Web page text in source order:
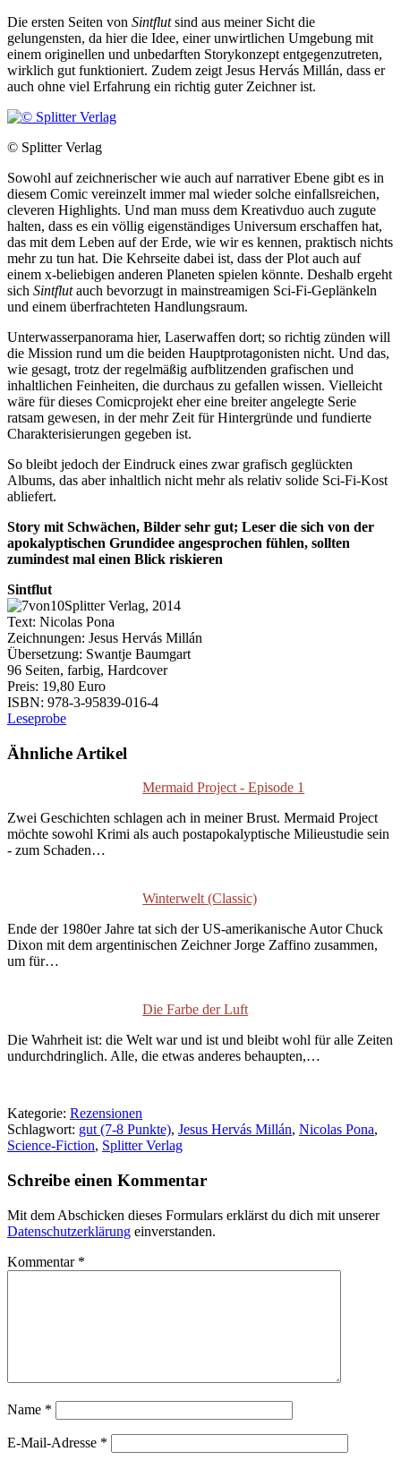
Die ersten Seiten von Sintflutsind aus meiner Sicht die
gelungensten, da hier die Idee, einer unwirtlichen Umgebung mit
einem originellen und unbedarften Storykonzept entgegenzutreten,
wirklich gut funktioniert. Zudem zeigt Jesus Hervás Millán, dass er
auch ohne viel Erfahrung ein richtig guter Zeichner ist.
© Splitter Verlag
Sowohl auf zeichnerischer wie auch auf narrativer Ebene gibt es in
diesem Comic vereinzelt immer mal wieder solche einfallsreichen,
cleveren Highlights. Und man muss dem Kreativduo auch zugute
halten, dass es ein völlig eigenständiges Universum erschaffen hat,
das mit dem Leben auf der Erde, wie wir es kennen, praktisch nichts
mehr zu tun hat. Die Kehrseite dabei ist, dass der Plot auch auf
einem x-beliebigen anderen Planeten spielen könnte. Deshalb ergeht
sich Sintflutauch bevorzugt in mainstreamigen Sci-Fi-Geplänkeln
und einem überfrachteten Handlungsraum.
Unterwasserpanorama hier, Laserwaffen dort; so richtig zünden will
die Mission rund um die beiden Hauptprotagonisten nicht. Und das,
wie gesagt, trotz der regelmäßig aufblitzenden grafischen und
inhaltlichen Feinheiten, die durchaus zu gefallen wissen. Vielleicht
wäre für dieses Comicprojekt eher eine breiter angelegte Serie
ratsam gewesen, in der mehr Zeit für Hintergründe und fundierte
Charakterisierungen gegeben ist.
So bleibt jedoch der Eindruck eines zwar grafisch geglückten
Albums, das aber inhaltlich nicht mehr als relativ solide Sci-Fi-Kost
abliefert.
Story mit Schwächen, Bilder sehr gut; Leser die sich von der
apokalyptischen Grundidee angesprochen fühlen, sollten
zumindest mal einen Blick riskieren
Sintflut
Splitter Verlag, 2014
Text: Nicolas Pona
Zeichnungen: Jesus Hervás Millán
Übersetzung: Swantje Baumgart
96 Seiten, farbig, Hardcover
Preis: 19,80 Euro
ISBN: 978-3-95839-016-4
Leseprobe
Ähnliche Artikel
Mermaid Project - Episode 1
Zwei Geschichten schlagen ach in meiner Brust. Mermaid Project
möchte sowohl Krimi als auch postapokalyptische Milieustudie sein
- zum Schaden…
Winterwelt (Classic)
Ende der 1980er Jahre tat sich der US-amerikanische Autor Chuck
Dixon mit dem argentinischen Zeichner Jorge Zaffino zusammen,
um für…
Die Farbe der Luft
Die Wahrheit ist: die Welt war und ist und bleibt wohl für alle Zeiten
undurchdringlich. Alle, die etwas anderes behaupten,…
Kategorie: Rezensionen
Schlagwort: gut (7-8 Punkte), Jesus Hervás Millán, Nicolas Pona,
Science-Fiction, Splitter Verlag
Schreibe einen Kommentar
Mit dem Abschicken dieses Formulars erklärst du dich mit unserer
Datenschutzerklärung einverstanden.
Kommentar *
Name *
E-Mail-Adresse *